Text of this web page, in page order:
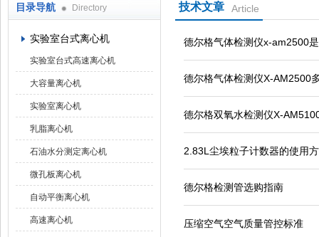
目录导航 Directory
实验室台式离心机
实验室台式高速离心机
大容量离心机
实验室离心机
乳脂离心机
石油水分测定离心机
微孔板离心机
自动平衡离心机
高速离心机
技术文章 Article
德尔格气体检测仪x-am2500
德尔格气体检测仪X-AM2500
德尔格双氧水检测仪X-
2.83L尘埃粒子计数器的使用
德尔格检测管选购指南
压缩空气空气质量管控标准